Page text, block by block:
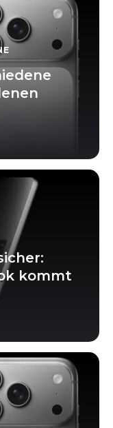
kommt